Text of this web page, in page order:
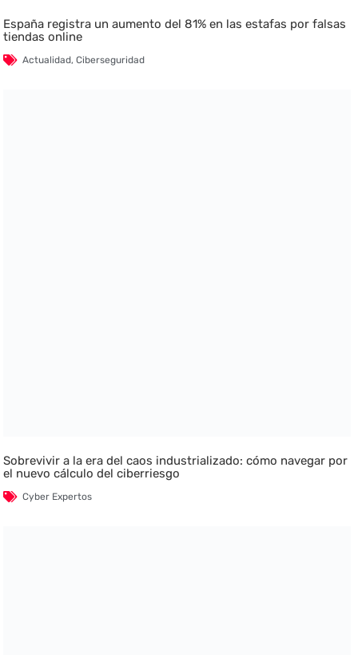
España registra un aumento del 81% en las estafas por falsas
tiendas online
Actualidad,Ciberseguridad
Sobrevivir a la era del caos industrializado: cómo navegar por
el nuevo cálculo del ciberriesgo
Cyber Expertos